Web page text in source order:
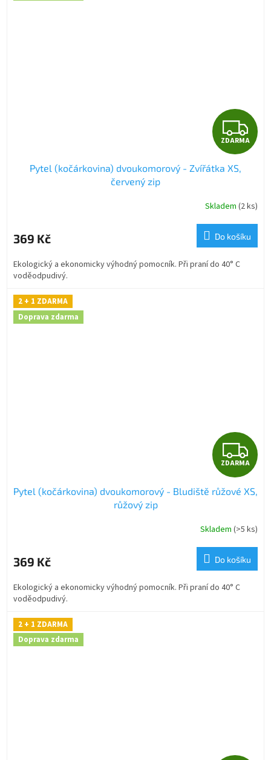
Z
D
R
M
A
ZDARMA
Pytel (kočárkovina) dvoukomorový - Zvířátka XS,
červený zip
Skladem (2 ks)
369 Kč Do košíku
Ekologický a ekonomicky výhodný pomocník. Při praní do 40° C
voděodpudivý.
2 + 1 ZDARMA
Doprava zdarma
Z
D
A
R
M
A
ZDARMA
Pytel (kočárkovina) dvoukomorový - Bludiště růžové XS,
růžový zip
Skladem (>5 ks)
369 Kč Do košíku
Ekologický a ekonomicky výhodný pomocník. Při praní do 40° C
voděodpudivý.
2 + 1 ZDARMA
Doprava zdarma